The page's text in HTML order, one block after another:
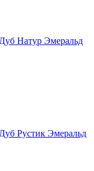
Натур Эмеральд
Рустик Эмеральд